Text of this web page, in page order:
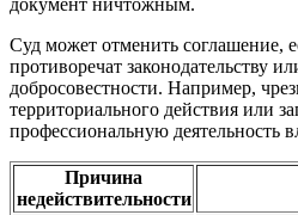
Суд может отменить соглашение,
противоречат законодательству
добросовестности. Например,
территориального действия или
профессиональную деятельность
Причина
недействительности